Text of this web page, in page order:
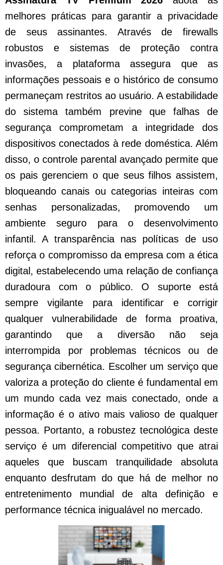
melhores práticas para garantir a privacidade
de seus assinantes. Através de firewalls
robustos e sistemas de proteção contra
invasões, a plataforma assegura que as
informações pessoais e o histórico de consumo
permaneçam restritos ao usuário. A estabilidade
do sistema também previne que falhas de
segurança comprometam a integridade dos
dispositivos conectados à rede doméstica. Além
disso, o controle parental avançado permite que
os pais gerenciem o que seus filhos assistem,
bloqueando canais ou categorias inteiras com
senhas personalizadas, promovendo um
ambiente seguro para o desenvolvimento
infantil. A transparência nas políticas de uso
reforça o compromisso da empresa com a ética
digital, estabelecendo uma relação de confiança
duradoura com o público. O suporte está
sempre vigilante para identificar e corrigir
qualquer vulnerabilidade de forma proativa,
garantindo que a diversão não seja
interrompida por problemas técnicos ou de
segurança cibernética. Escolher um serviço que
valoriza a proteção do cliente é fundamental em
um mundo cada vez mais conectado, onde a
informação é o ativo mais valioso de qualquer
pessoa. Portanto, a robustez tecnológica deste
serviço é um diferencial competitivo que atrai
aqueles que buscam tranquilidade absoluta
enquanto desfrutam do que há de melhor no
entretenimento mundial de alta definição e
performance técnica inigualável no mercado.